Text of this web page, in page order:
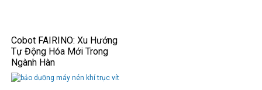
Cobot FAIRINO: Xu Hướng
Tự Động Hóa Mới Trong
Ngành Hàn